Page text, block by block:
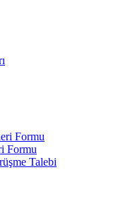
Formu
Formu
Talebi